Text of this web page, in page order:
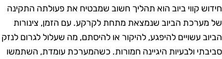
קווי ביוב הוא תהליך חשוב שמבטיח את פעולתה התקינה
הביוב שנמצאת מתחת לקרקע. עם הזמן, צינורות
עשויים להיפגע, להיקור או להיסתם, מה שעלול לגרום לנזק
ולבעיות היגיינה חמורות. כשהמערכת עומדת, השתמשו